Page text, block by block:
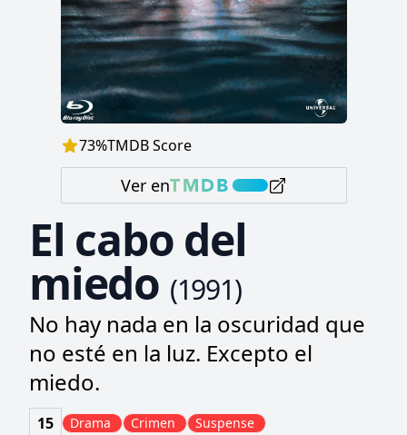
73%TMDB Score
Ver en
El cabo del
miedo (1991)
No hay nada en la oscuridad que
no esté en la luz. Excepto el
miedo.
15 Drama Crimen Suspense